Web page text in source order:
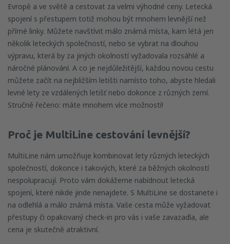
Evropě a ve světě a cestovat za velmi výhodné ceny. Letecká
spojení s přestupem totiž mohou být mnohem levnější než
přímé linky. Můžete navštívit málo známá místa, kam létá jen
několik leteckých společností, nebo se vybrat na dlouhou
výpravu, která by za jiných okolností vyžadovala rozsáhlé a
náročné plánování. A co je nejdůležitější, každou novou cestu
můžete začít na nejbližším letišti namísto toho, abyste hledali
levné lety ze vzdálených letišť nebo dokonce z různých zemí.
Stručně řečeno: máte mnohem více možností!
Proč je MultiLine cestování levnější?
MultiLine nám umožňuje kombinovat lety různých leteckých
společností, dokonce i takových, které za běžných okolností
nespolupracují. Proto vám dokážeme nabídnout letecká
spojení, které nikde jinde nenajdete. S MultiLine se dostanete i
na odlehlá a málo známá místa. Vaše cesta může vyžadovat
přestupy či opakovaný check-in pro vás i vaše zavazadla, ale
cena je skutečně atraktivní.